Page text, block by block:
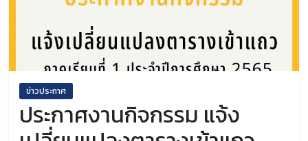
ข่าวประกาศ
ประกาศงานกิจกรรม แจ้ง